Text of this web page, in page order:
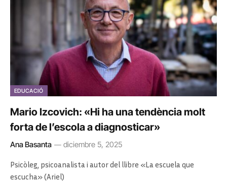
EDUCACIÓ
Mario Izcovich: «Hi ha una tendència molt
forta de l’escola a diagnosticar»
Ana Basanta diciembre 5, 2025
Psicòleg, psicoanalista i autor del llibre «La escuela que
escucha» (Ariel)